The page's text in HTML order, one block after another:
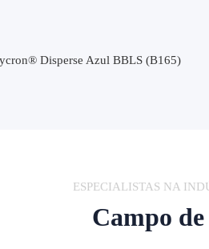
Skycron® Azul Disperso HGL(B79)
ESPECIALISTAS NA
Campo